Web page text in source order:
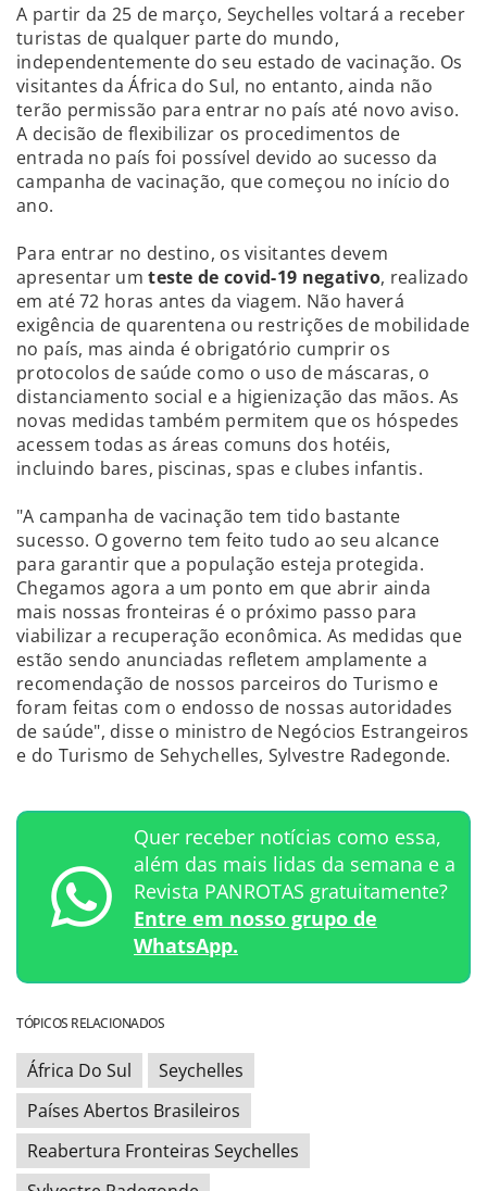
A partir da 25 de março, Seychelles voltará a receber
turistas de qualquer parte do mundo,
independentemente do seu estado de vacinação. Os
visitantes da África do Sul, no entanto, ainda não
terão permissão para entrar no país até novo aviso.
A decisão de flexibilizar os procedimentos de
entrada no país foi possível devido ao sucesso da
campanha de vacinação, que começou no início do
ano.
Para entrar no destino, os visitantes devem
apresentar umteste de covid-19 negativo, realizado
em até 72 horas antes da viagem. Não haverá
exigência de quarentena ou restrições de mobilidade
no país, mas ainda é obrigatório cumprir os
protocolos de saúde como o uso de máscaras, o
distanciamento social e a higienização das mãos. As
novas medidas também permitem que os hóspedes
acessem todas as áreas comuns dos hotéis,
incluindo bares, piscinas, spas e clubes infantis.
"A campanha de vacinação tem tido bastante
sucesso. O governo tem feito tudo ao seu alcance
para garantir que a população esteja protegida.
Chegamos agora a um ponto em que abrir ainda
mais nossas fronteiras é o próximo passo para
viabilizar a recuperação econômica. As medidas que
estão sendo anunciadas refletem amplamente a
recomendação de nossos parceiros do Turismo e
foram feitas com o endosso de nossas autoridades
de saúde", disse o ministro de Negócios Estrangeiros
e do Turismo de Sehychelles, Sylvestre Radegonde.
Quer receber notícias como essa,
além das mais lidas da semana e a
Revista PANROTAS gratuitamente?
Entre em nosso grupo de
WhatsApp.
TÓPICOS RELACIONADOS
África Do Sul
Seychelles
Países Abertos Brasileiros
Reabertura Fronteiras Seychelles